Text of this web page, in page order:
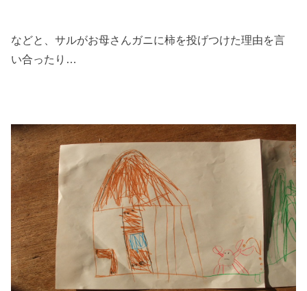
などと、サルがお母さんガニに柿を投げつけた理由を言
い合ったり…